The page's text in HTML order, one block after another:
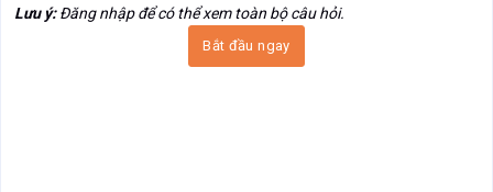
Lưu ý:Đăng nhập để có thể xem toàn bộ câu hỏi.
Bắt đầu ngay